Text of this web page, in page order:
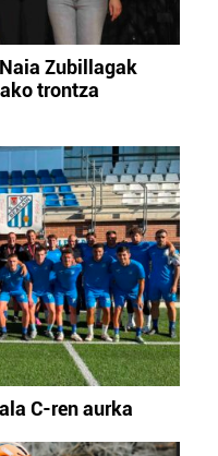
Zubillagak
trontza
C-ren aurka